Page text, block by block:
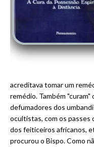
acreditava tomar um
remédio. Também
defumadores dos
ocultistas, com os passes
dos feiticeiros africanos,
procurou o Bispo. Como